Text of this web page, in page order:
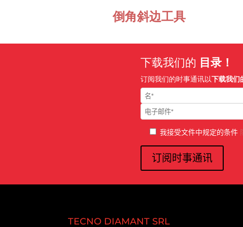
倒角斜边工具
下载我们的 目录！
订阅我们的时事通讯以下载我们
我接受文件中规定的条件
TECNO DIAMANT SRL